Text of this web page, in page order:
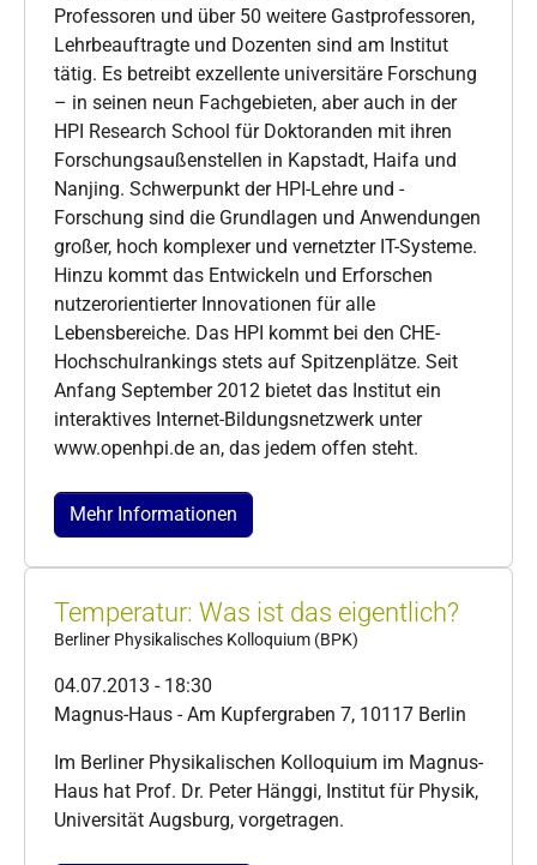
Professoren und über 50 weitere Gastprofessoren,
Lehrbeauftragte und Dozenten sind am Institut
tätig. Es betreibt exzellente universitäre Forschung
– in seinen neun Fachgebieten, aber auch in der
HPI Research School für Doktoranden mit ihren
Forschungsaußenstellen in Kapstadt, Haifa und
Nanjing. Schwerpunkt der HPI-Lehre und -
Forschung sind die Grundlagen und Anwendungen
großer, hoch komplexer und vernetzter IT-Systeme.
Hinzu kommt das Entwickeln und Erforschen
nutzerorientierter Innovationen für alle
Lebensbereiche. Das HPI kommt bei den CHE-
Hochschulrankings stets auf Spitzenplätze. Seit
Anfang September 2012 bietet das Institut ein
interaktives Internet-Bildungsnetzwerk unter
www.openhpi.de an, das jedem offen steht.
Mehr Informationen
Temperatur: Was ist das eigentlich?
Berliner Physikalisches Kolloquium (BPK)
04.07.2013 - 18:30
Magnus-Haus - Am Kupfergraben 7, 10117 Berlin
Im Berliner Physikalischen Kolloquium im Magnus-
Haus hat Prof. Dr. Peter Hänggi, Institut für Physik,
Universität Augsburg, vorgetragen.